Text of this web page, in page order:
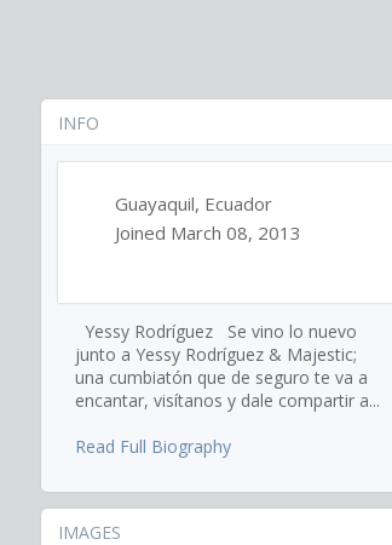
INFO
Guayaquil, Ecuador
Joined March 08, 2013
Yessy Rodríguez Se vino lo nuevo
junto a Yessy Rodríguez & Majestic;
una cumbiatón que de seguro te va a
encantar, visítanos y dale compartir a...
Read Full Biography
IMAGES